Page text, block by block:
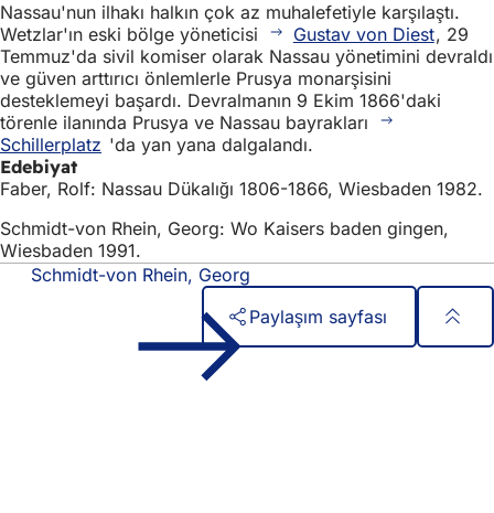
Nassau'nun ilhakı halkın çok az muhalefetiyle karşılaştı.
Wetzlar'ın eski bölge yöneticisi
Gustav von Diest, 29
Temmuz'da sivil komiser olarak Nassau yönetimini devraldı
ve güven arttırıcı önlemlerle Prusya monarşisini
desteklemeyi başardı. Devralmanın 9 Ekim 1866'daki
törenle ilanında Prusya ve Nassau bayrakları
Schillerplatz 'da yan yana dalgalandı.
Edebiyat
Faber, Rolf: Nassau Dükalığı 1806-1866, Wiesbaden 1982.
Schmidt-von Rhein, Georg: Wo Kaisers baden gingen,
Wiesbaden 1991.
Schmidt-von Rhein, Georg
Paylaşım sayfası